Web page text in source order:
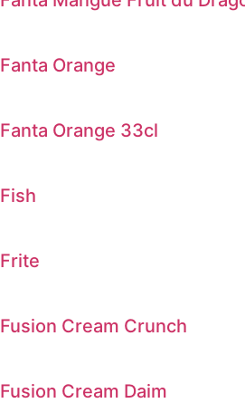
Fanta Orange
Fanta Orange 33cl
Fish
Frite
Fusion Cream Crunch
Fusion Cream Daim